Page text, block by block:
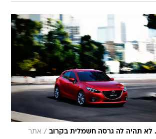
/ אתר